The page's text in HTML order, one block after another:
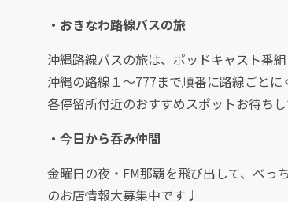
・おきなわ路線バスの旅
沖縄路線バスの旅は、ポッドキャスト番
沖縄の路線１〜777まで順番に路線ごとに
各停留所付近のおすすめスポットお待ち
・今日から呑み仲間
金曜日の夜・FM那覇を飛び出して、べっ
のお店情報大募集中です♩